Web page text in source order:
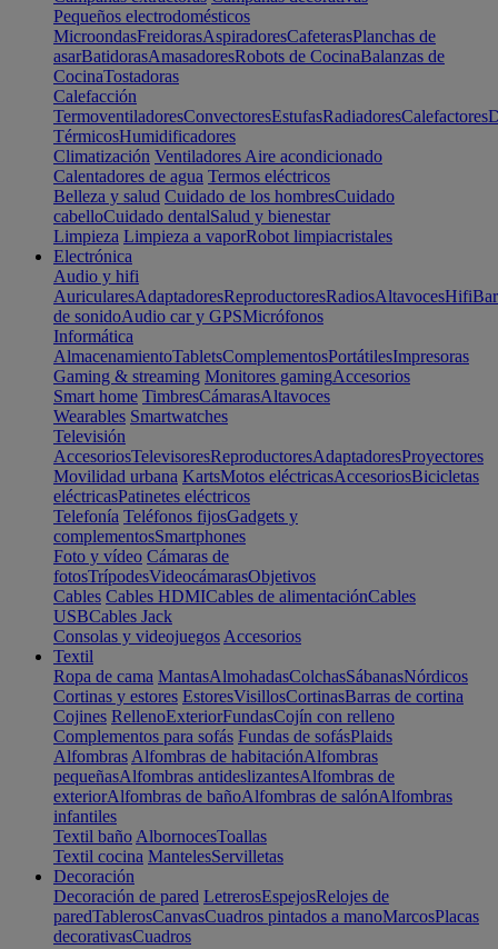
Pequeños electrodomésticos
MicroondasFreidorasAspiradoresCafeterasPlanchas de
asarBatidorasAmasadoresRobots de CocinaBalanzas de
CocinaTostadoras
Calefacción
TermoventiladoresConvectoresEstufasRadiadoresCalefactores
TérmicosHumidificadores
Climatización Ventiladores Aire acondicionado
Calentadores de agua Termos eléctricos
Belleza y salud Cuidado de los hombresCuidado
cabelloCuidado dentalSalud y bienestar
Limpieza Limpieza a vaporRobot limpiacristales
Electrónica
Audio y hifi
AuricularesAdaptadoresReproductoresRadiosAltavocesHifi
de sonidoAudio car y GPSMicrófonos
Informática
AlmacenamientoTabletsComplementosPortátilesImpresoras
Gaming & streaming Monitores gamingAccesorios
Smart home TimbresCámarasAltavoces
Wearables Smartwatches
Televisión
AccesoriosTelevisoresReproductoresAdaptadoresProyectores
Movilidad urbana KartsMotos eléctricasAccesoriosBicicletas
eléctricasPatinetes eléctricos
Telefonía Teléfonos fijosGadgets y
complementosSmartphones
Foto y vídeo Cámaras de
fotosTrípodesVideocámarasObjetivos
Cables Cables HDMICables de alimentaciónCables
USBCables Jack
Consolas y videojuegos Accesorios
Textil
Ropa de cama MantasAlmohadasColchasSábanasNórdicos
Cortinas y estores EstoresVisillosCortinasBarras de cortina
Cojines RellenoExteriorFundasCojín con relleno
Complementos para sofás Fundas de sofásPlaids
Alfombras Alfombras de habitaciónAlfombras
pequeñasAlfombras antideslizantesAlfombras de
exteriorAlfombras de bañoAlfombras de salónAlfombras
infantiles
Textil baño AlbornocesToallas
Textil cocina MantelesServilletas
Decoración
Decoración de pared LetrerosEspejosRelojes de
paredTablerosCanvasCuadros pintados a manoMarcosPlacas
decorativasCuadros